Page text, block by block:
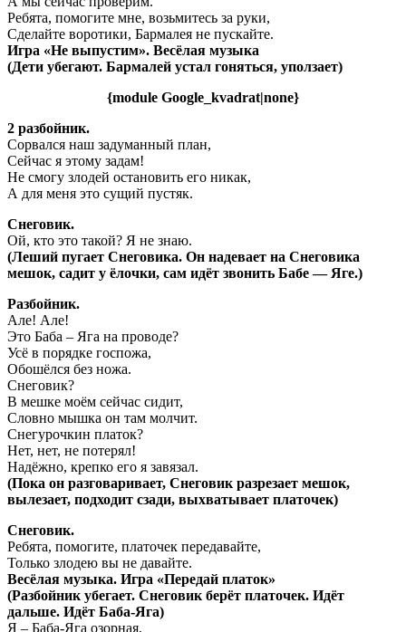
Ребята, помогите мне, возьмитесь за руки,
Сделайте воротики, Бармалея не пускайте.
Игра «Не выпустим». Весёлая музыка
(Дети убегают. Бармалей устал гоняться, уползает)
{module Google_kvadrat|none}
2 разбойник.
Сорвался наш задуманный план,
Сейчас я этому задам!
Не смогу злодей остановить его никак,
А для меня это сущий пустяк.
Снеговик.
Ой, кто это такой? Я не знаю.
(Леший пугает Снеговика. Он надевает на Снеговика
мешок, садит у ёлочки, сам идёт звонить Бабе — Яге.)
Разбойник.
Але! Але!
Это Баба – Яга на проводе?
Усё в порядке госпожа,
Обошёлся без ножа.
Снеговик?
В мешке моём сейчас сидит,
Словно мышка он там молчит.
Снегурочкин платок?
Нет, нет, не потерял!
Надёжно, крепко его я завязал.
(Пока он разговаривает, Снеговик разрезает мешок,
вылезает, подходит сзади, выхватывает платочек)
Снеговик.
Ребята, помогите, платочек передавайте,
Только злодею вы не давайте.
Весёлая музыка. Игра «Передай платок»
(Разбойник убегает. Снеговик берёт платочек. Идёт
дальше. Идёт Баба-Яга)
Я – Баба-Яга озорная,